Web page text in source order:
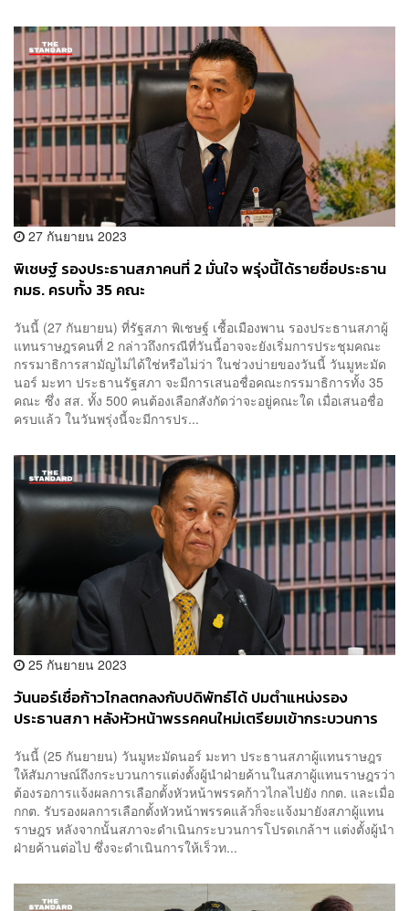
27 กันยายน 2023
พิเชษฐ์ รองประธานสภาคนที่ 2 มั่นใจ พรุ่งนี้ได้รายชื่อประธาน
กมธ. ครบทั้ง 35 คณะ
วันนี้ (27 กันยายน) ที่รัฐสภา พิเชษฐ์ เชื้อเมืองพาน รองประธานสภาผู้
แทนราษฎรคนที่ 2 กล่าวถึงกรณีที่วันนี้อาจจะยังเริ่มการประชุมคณะ
กรรมาธิการสามัญไม่ได้ใช่หรือไม่ว่า ในช่วงบ่ายของวันนี้ วันมูหะมัด
นอร์ มะทา ประธานรัฐสภา จะมีการเสนอชื่อคณะกรรมาธิการทั้ง 35
คณะ ซึ่ง สส. ทั้ง 500 คนต้องเลือกสังกัดว่าจะอยู่คณะใด เมื่อเสนอชื่อ
ครบแล้ว ในวันพรุ่งนี้จะมีการปร...
25 กันยายน 2023
วันนอร์เชื่อก้าวไกลตกลงกับปดิพัทธ์ได้ ปมตำแหน่งรอง
ประธานสภา หลังหัวหน้าพรรคคนใหม่เตรียมเข้ากระบวนการ
วันนี้ (25 กันยายน) วันมูหะมัดนอร์ มะทา ประธานสภาผู้แทนราษฎร
ให้สัมภาษณ์ถึงกระบวนการแต่งตั้งผู้นำฝ่ายค้านในสภาผู้แทนราษฎรว่า
ต้องรอการแจ้งผลการเลือกตั้งหัวหน้าพรรคก้าวไกลไปยัง กกต. และเมื่อ
กกต. รับรองผลการเลือกตั้งหัวหน้าพรรคแล้วก็จะแจ้งมายังสภาผู้แทน
ราษฎร หลังจากนั้นสภาจะดำเนินกระบวนการโปรดเกล้าฯ แต่งตั้งผู้นำ
ฝ่ายค้านต่อไป ซึ่งจะดำเนินการให้เร็วท...